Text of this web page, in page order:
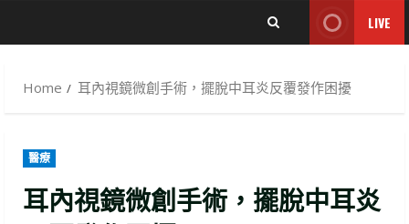
LIVE
Home 耳內視鏡微創手術，擺脫中耳炎反覆發作困擾
醫療
耳內視鏡微創手術，擺脫中耳炎